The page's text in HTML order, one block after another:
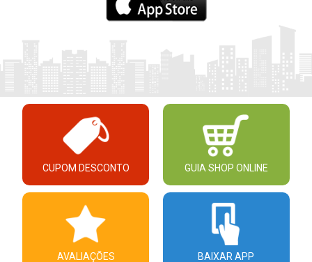
CUPOM DESCONTO GUIA SHOP ONLINE
AVALIAÇÕES BAIXAR APP